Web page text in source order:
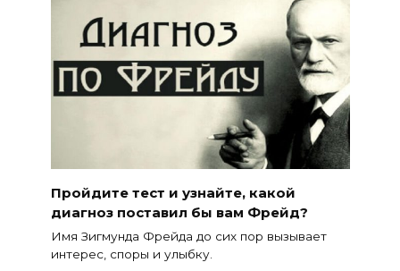
Пройдите тест и узнайте, какой
диагноз поставил бы вам Фрейд?
Имя Зигмунда Фрейда до сих пор вызывает
интерес, споры и улыбку.